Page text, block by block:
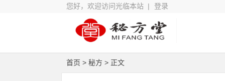
您好，欢迎访问光临本站 | 登录
首页 > 秘方 > 正文